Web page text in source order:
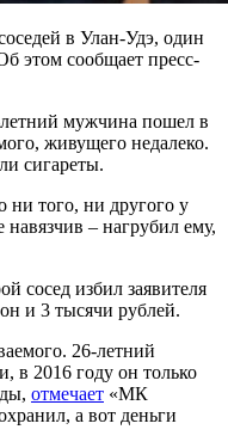
в Улан-Удэ, один
этом сообщает пресс-
мужчина пошел в
живущего недалеко.
сигареты.
ни того, ни другого у
навязчив – нагрубил ему,
сосед избил заявителя
и 3 тысячи рублей.
26-летний
в 2016 году он только
отмечает «МК
а вот деньги